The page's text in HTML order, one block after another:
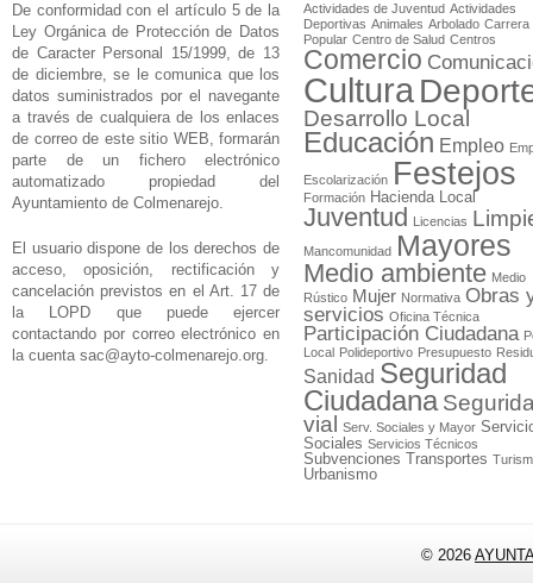
De conformidad con el artículo 5 de la
Ley Orgánica de Protección de Datos
de Caracter Personal 15/1999, de 13
de diciembre, se le comunica que los
datos suministrados por el navegante
a través de cualquiera de los enlaces
de correo de este sitio WEB, formarán
parte de un fichero electrónico
automatizado propiedad del
Ayuntamiento de Colmenarejo.
El usuario dispone de los derechos de
acceso, oposición, rectificación y
cancelación previstos en el Art. 17 de
la LOPD que puede ejercer
contactando por correo electrónico en
la cuenta sac@ayto-colmenarejo.org.
Actividades de Juventud Actividades
Deportivas Animales Arbolado Carrera
Popular Centro de Salud Centros
Comercio
Cultura
Desarrollo Local
Educación Empleo
Escolarización Festejos
Formación Hacienda Local
Juventud Licencias
Mancomunidad Mayores
Medio ambiente Medio
Rústico Mujer Normativa Obras
servicios Oficina Técnica
Participación Ciudadana
Local Polideportivo Presupuesto
Sanidad Seguridad
Ciudadana
vial
Serv. Sociales y Mayor
Sociales Servicios Técnicos
Subvenciones Transportes
Urbanismo
© 2026